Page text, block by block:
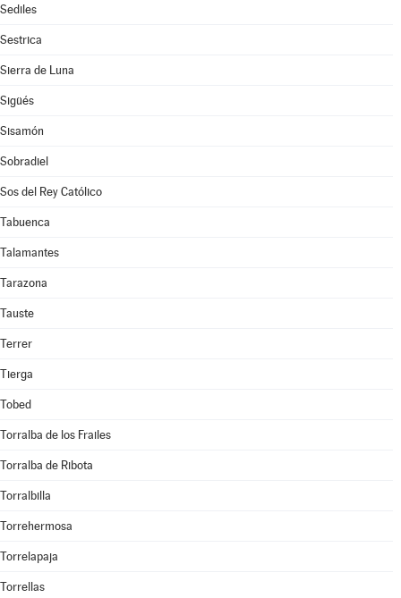
Sediles
Sestrica
Sierra de Luna
Sigüés
Sisamón
Sobradiel
Sos del Rey Católico
Tabuenca
Talamantes
Tarazona
Tauste
Terrer
Tierga
Tobed
Torralba de los Frailes
Torralba de Ribota
Torralbilla
Torrehermosa
Torrelapaja
Torrellas